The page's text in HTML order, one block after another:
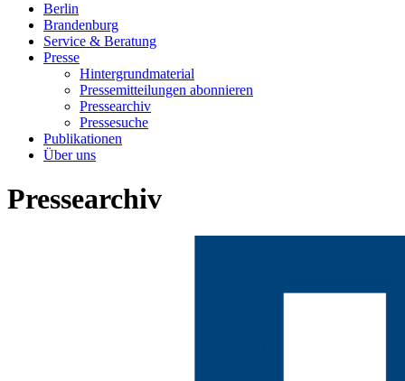
Berlin
Brandenburg
Service & Beratung
Presse
Hintergrundmaterial
Pressemitteilungen abonnieren
Pressearchiv
Pressesuche
Publikationen
Über uns
Pressearchiv